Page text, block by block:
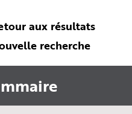
aux résultats
recherche